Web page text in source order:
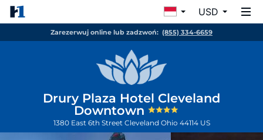
USD
Zarezerwuj online lub zadzwoń: (855) 334-6659
Drury Plaza Hotel Cleveland
Downtown
1380 East 6th Street Cleveland Ohio 44114 US